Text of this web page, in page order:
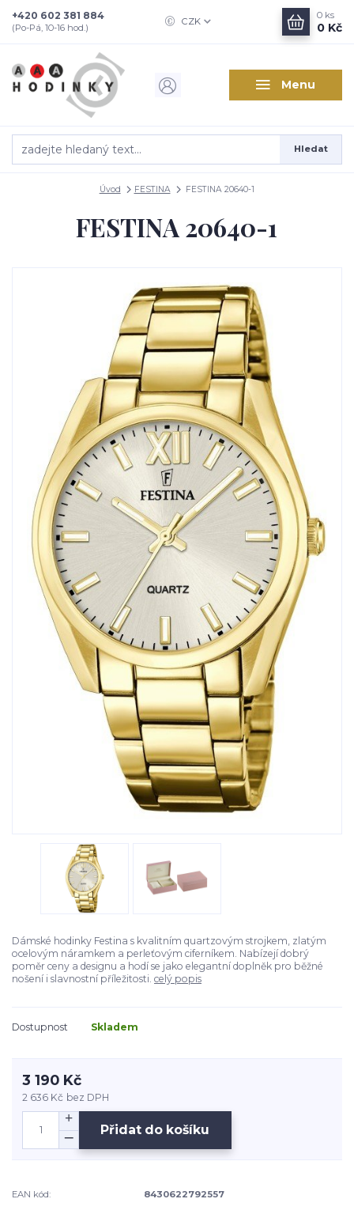
Menu
CZK
Hledat
+420 602 381 884
(Po-Pá, 10-16 hod.)
0 ks
0 Kč
Úvod FESTINA FESTINA 20640-1
FESTINA 20640-1
Dámské hodinky Festina s kvalitním quartzovým strojkem, zlatým
ocelovým náramkem a perleťovým ciferníkem. Nabízejí dobrý
poměr ceny a designu a hodí se jako elegantní doplněk pro běžné
nošení i slavnostní příležitosti. celý popis
Dostupnost Skladem
3 190 Kč
2 636 Kč bez DPH
Přidat do košíku
EAN kód: 8430622792557